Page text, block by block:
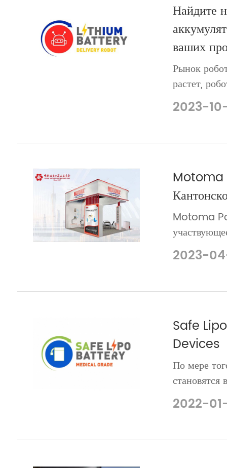
Найдите
ваших
Рынок
растет,
как
Л�...
2023-
Motoma
Motoma
посетила
включая
2023-
Safe
Devices
По мере
2022-